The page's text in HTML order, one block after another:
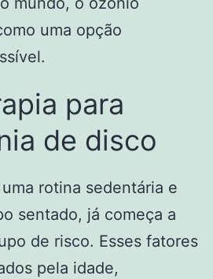
uma opção
para
de disco
rotina sedentária e
sentado, já começa a
de risco. Esses fatores
pela idade,